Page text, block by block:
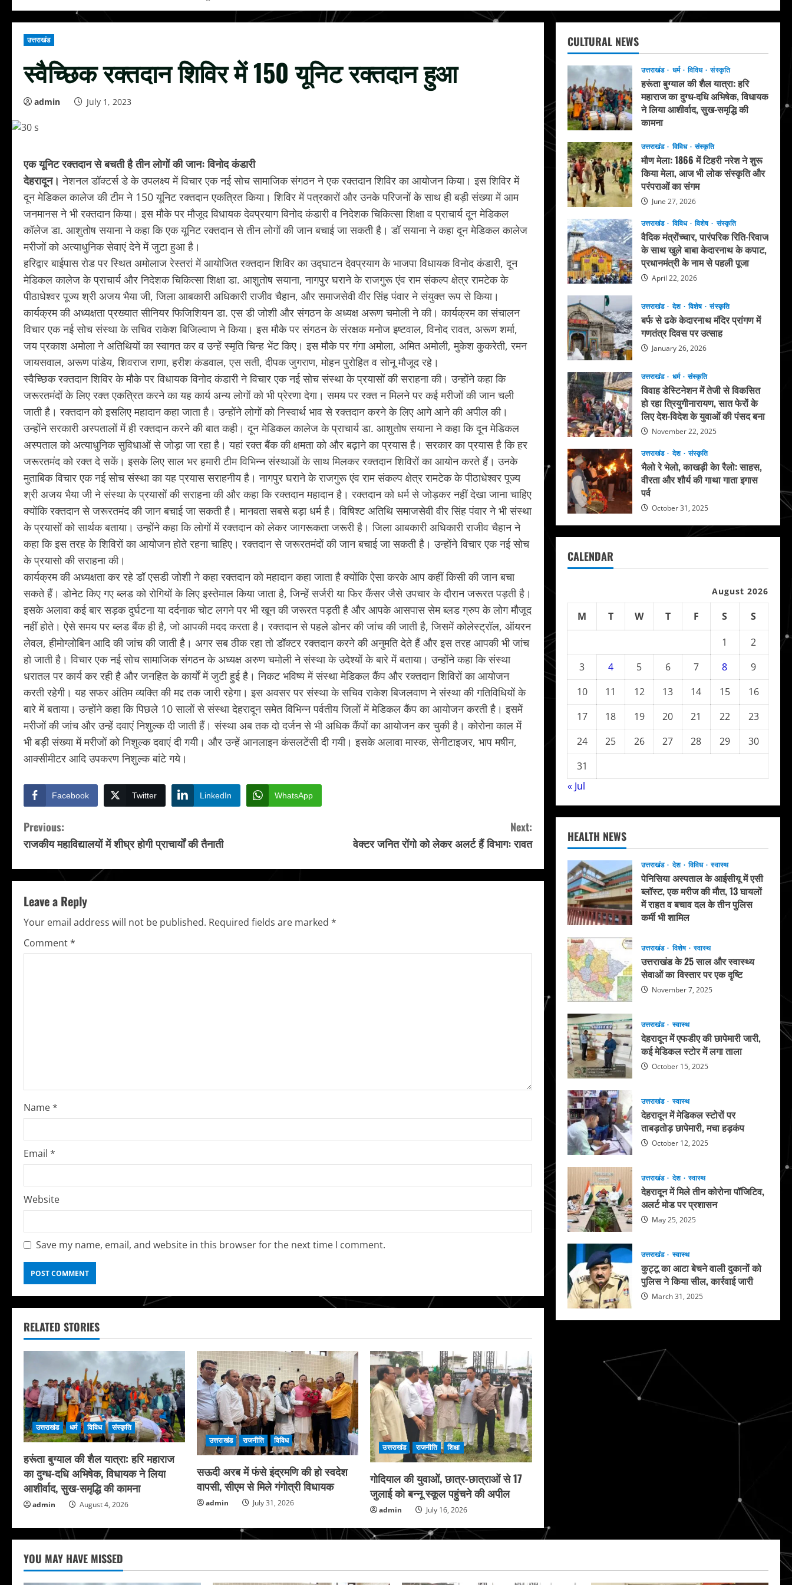
उत्तराखंड
स्वैच्छिक रक्तदान शिविर में 150 यूनिट रक्तदान हुआ
admin July 1, 2023
एक यूनिट रक्तदान से बचती है तीन लोगों की जानः विनोद कंडारी
देहरादून। नेशनल डॉक्टर्स डे के उपलक्ष्य में विचार एक नई सोच सामाजिक संगठन ने एक रक्तदान शिविर का आयोजन किया। इस शिविर में
दून मेडिकल कालेज की टीम ने 150 यूनिट रक्तदान एकत्रित किया। शिविर में पत्रकारों और उनके परिजनों के साथ ही बड़ी संख्या में आम
जनमानस ने भी रक्तदान किया। इस मौके पर मौजूद विधायक देवप्रयाग विनोद कंडारी व निदेशक चिकित्सा शिक्षा व प्राचार्य दून मेडिकल
कॉलेज डा. आशुतोष सयाना ने कहा कि एक यूनिट रक्तदान से तीन लोगों की जान बचाई जा सकती है। डॉ सयाना ने कहा दून मेडिकल कालेज
मरीजों को अत्याधुनिक सेवाएं देने में जुटा हुआ है।
हरिद्वार बाईपास रोड पर स्थित अमोलाज रेस्तरां में आयोजित रक्तदान शिविर का उद्घाटन देवप्रयाग के भाजपा विधायक विनोद कंडारी, दून
मेडिकल कालेज के प्राचार्य और निदेशक चिकित्सा शिक्षा डा. आशुतोष सयाना, नागपुर घराने के राजगुरू एंव राम संकल्प क्षेत्र रामटेक के
पीठाधेश्वर पूज्य श्री अजय भैया जी, जिला आबकारी अधिकारी राजीव चैहान, और समाजसेवी वीर सिंह पंवार ने संयुक्त रूप से किया।
कार्यक्रम की अध्यक्षता प्रख्यात सीनियर फिजिशियन डा. एस डी जोशी और संगठन के अध्यक्ष अरूण चमोली ने की। कार्यक्रम का संचालन
विचार एक नई सोच संस्था के सचिव राकेश बिजिल्वाण ने किया। इस मौके पर संगठन के संरक्षक मनोज इष्टवाल, विनोद रावत, अरूण शर्मा,
जय प्रकाश अमोला ने अतिथियों का स्वागत कर व उन्हें स्मृति चिन्ह भेंट किए। इस मौके पर गंगा अमोला, अमित अमोली, मुकेश कुकरेती, रमन
जायसवाल, अरूण पांडेय, शिवराज राणा, हरीश कंडवाल, एस सती, दीपक जुगराण, मोहन पुरोहित व सोनू मौजूद रहे।
स्वैच्छिक रक्तदान शिविर के मौके पर विधायक विनोद कंडारी ने विचार एक नई सोच संस्था के प्रयासों की सराहना की। उन्होंने कहा कि
जरूरतमंदों के लिए रक्त एकत्रित करने का यह कार्य अन्य लोगों को भी प्रेरणा देगा। समय पर रक्त न मिलने पर कई मरीजों की जान चली
जाती है। रक्तदान को इसलिए महादान कहा जाता है। उन्होंने लोगों को निस्वार्थ भाव से रक्तदान करने के लिए आगे आने की अपील की।
उन्होंने सरकारी अस्पतालों में ही रक्तदान करने की बात कही। दून मेडिकल कालेज के प्राचार्य डा. आशुतोष सयाना ने कहा कि दून मेडिकल
अस्पताल को अत्याधुनिक सुविधाओं से जोड़ा जा रहा है। यहां रक्त बैंक की क्षमता को और बढ़ाने का प्रयास है। सरकार का प्रयास है कि हर
जरूरतमंद को रक्त दे सकें। इसके लिए साल भर हमारी टीम विभिन्न संस्थाओं के साथ मिलकर रक्तदान शिविरों का आयोन करते हैं। उनके
मुताबिक विचार एक नई सोच संस्था का यह प्रयास सराहनीय है। नागपुर घराने के राजगुरू एंव राम संकल्प क्षेत्र रामटेक के पीठाधेश्वर पूज्य
श्री अजय भैया जी ने संस्था के प्रयासों की सराहना की और कहा कि रक्तदान महादान है। रक्तदान को धर्म से जोड़कर नहीं देखा जाना चाहिए
क्योंकि रक्तदान से जरूरतमंद की जान बचाई जा सकती है। मानवता सबसे बड़ा धर्म है। विषिश्ट अतिथि समाजसेवी वीर सिंह पंवार ने भी संस्था
के प्रयासों को सार्थक बताया। उन्होंने कहा कि लोगों में रक्तदान को लेकर जागरूकता जरूरी है। जिला आबकारी अधिकारी राजीव चैहान ने
कहा कि इस तरह के शिविरों का आयोजन होते रहना चाहिए। रक्तदान से जरूरतमंदों की जान बचाई जा सकती है। उन्होंने विचार एक नई सोच
के प्रयासो की सराहना की।
कार्यक्रम की अध्यक्षता कर रहे डॉ एसडी जोशी ने कहा रक्तदान को महादान कहा जाता है क्योंकि ऐसा करके आप कहीं किसी की जान बचा
सकते हैं। डोनेट किए गए ब्लड को रोगियों के लिए इस्तेमाल किया जाता है, जिन्हें सर्जरी या फिर कैंसर जैसे उपचार के दौरान जरूरत पड़ती है।
इसके अलावा कई बार सड़क दुर्घटना या दर्दनाक चोट लगने पर भी खून की जरूरत पड़ती है और आपके आसपास सेम ब्लड ग्रुप के लोग मौजूद
नहीं होते। ऐसे समय पर ब्लड बैंक ही है, जो आपकी मदद करता है। रक्तदान से पहले डोनर की जांच की जाती है, जिसमें कोलेस्ट्रॉल, ऑयरन
लेवल, हीमोग्लोबिन आदि की जांच की जाती है। अगर सब ठीक रहा तो डॉक्टर रक्तदान करने की अनुमति देते हैं और इस तरह आपकी भी जांच
हो जाती है। विचार एक नई सोच सामाजिक संगठन के अध्यक्ष अरुण चमोली ने संस्था के उदेश्यों के बारे में बताया। उन्होंने कहा कि संस्था
धरातल पर कार्य कर रही है और जनहित के कार्यों में जुटी हुई है। निकट भविष्य में संस्था मेडिकल कैंप और रक्तदान शिविरों का आयोजन
करती रहेगी। यह सफर अंतिम व्यक्ति की मद्द तक जारी रहेगा। इस अवसर पर संस्था के सचिव राकेश बिजलवाण ने संस्था की गतिविधियों के
बारे में बताया। उन्होंने कहा कि पिछले 10 सालों से संस्था देहरादून समेत विभिन्न पर्वतीय जिलों में मेडिकल कैंप का आयोजन करती है। इसमें
मरीजों की जांच और उन्हें दवाएं निशुल्क दी जाती हैं। संस्था अब तक दो दर्जन से भी अधिक कैंपों का आयोजन कर चुकी है। कोरोना काल में
भी बड़ी संख्या में मरीजों को निशुल्क दवाएं दी गयी। और उन्हें आनलाइन कंसलटेंसी दी गयी। इसके अलावा मास्क, सेनीटाइजर, भाप मषीन,
आक्सीमीटर आदि उपकरण निशुल्क बांटे गये।
Facebook Twitter LinkedIn WhatsApp
C
o
n
t
i
n
d
i
n
Previous:
राजकीय महाविद्यालयों में शीघ्र होगी प्राचार्यों की तैनाती
Next:
वेक्टर जनित रोंगो को लेकर अलर्ट हैं विभागः रावत
Leave a Reply
Your email address will not be published. Required fields are marked *
Comment*
Name*
Email *
Website
Save my name, email, and website in this browser for the next time I comment.
RELATED STORIES
उत्तराखंड धर्म विविध संस्कृति
हरूंता बुग्याल की शैल यात्रा: हरि महाराज
का दुग्ध-दधि अभिषेक, विधायक ने लिया
आशीर्वाद, सुख-समृद्धि की कामना
admin August 4, 2026
उत्तराखंड राजनीति विविध
सऊदी अरब में फंसे इंद्रमणि की हो स्वदेश
वापसी, सीएम से मिले गंगोत्री विधायक
admin July 31, 2026
उत्तराखंड राजनीति शिक्षा
गोदियाल की युवाओं, छात्र-छात्राओं से 17
जुलाई को बन्नू स्कूल पहुंचने की अपील
admin July 16, 2026
CULTURAL NEWS
उत्तराखंड धर्म विविध संस्कृति
हरूंता बुग्याल की शैल यात्रा: हरि
महाराज का दुग्ध-दधि अभिषेक, विधायक
ने लिया आशीर्वाद, सुख-समृद्धि की
कामना
उत्तराखंड
विविध संस्कृति
मौण मेला: 1866 में टिहरी नरेश ने शुरू
किया मेला, आज भी लोक संस्कृति और
परंपराओं का संगम
June 27, 2026
उत्तराखंड विविध विशेष संस्कृति
वैदिक मंत्रोंच्चार, पारंपरिक रिति-रिवाज
के साथ खुले बाबा केदारनाथ के कपाट,
प्रधानमंत्री के नाम से पहली पूजा
April 22, 2026
उत्तराखंड देश विशेष संस्कृति
बर्फ से ढके केदारनाथ मंदिर प्रांगण में
गणतंत्र दिवस पर उत्साह
January 26, 2026
उत्तराखंड धर्म संस्कृति
विवाह डेस्टिनेशन में तेजी से विकसित
हो रहा त्रियुगीनारायण, सात फेरों के
लिए देश-विदेश के युवाओं की पंसद बना
November 22, 2025
उत्तराखंड देश संस्कृति
भैलो रे भेलो, काखड़ी केा रैलो: साहस,
वीरता और शौर्य की गाथा गाता इगास
पर्व
October 31, 2025
CALENDAR
August 2026
M T W T F S
S
1
2
3
4 5 6 7 8
9
10
11 12 13 14 15
16
17
18 19 20 21 22
23
24
25 26 27 28 29
30
31
« Jul
HEALTH NEWS
उत्तराखंड देश विविध स्वास्थ
पेनिसिया अस्पताल के आईसीयू में एसी
ब्लॉस्ट, एक मरीज की मौत, 13 घायलों
में राहत व बचाव दल के तीन पुलिस
कर्मी भी शामिल
उत्तराखंड
विशेष स्वास्थ
उत्तराखंड के 25 साल और स्वास्थ्य
सेवाओं का विस्तार पर एक दृष्टि
November 7, 2025
उत्तराखंड स्वास्थ
देहरादून में एफडीए की छापेमारी जारी,
कई मेडिकल स्टोर में लगा ताला
October 15, 2025
उत्तराखंड स्वास्थ
देहरादून में मेडिकल स्टोरों पर
ताबड़तोड़ छापेमारी, मचा हड़कंप
October 12, 2025
उत्तराखंड देश स्वास्थ
देहरादून में मिले तीन कोरोना पॉजिटिव,
अलर्ट मोड पर प्रशासन
May 25, 2025
उत्तराखंड स्वास्थ
कुट्टू का आटा बेचने वाली दुकानों को
पुलिस ने किया सील, कार्रवाई जारी
March 31, 2025
YOU MAY HAVE MISSED